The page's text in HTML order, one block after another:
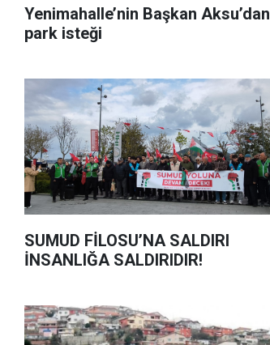
Yenimahalle’nin Başkan Aksu’dan
park isteği
SUMUD FİLOSU’NA SALDIRI
İNSANLIĞA SALDIRIDIR!